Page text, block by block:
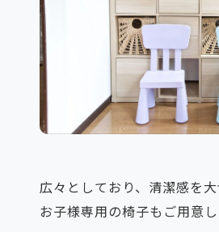
広々としており、清潔感を
お子様専用の椅子もご用意